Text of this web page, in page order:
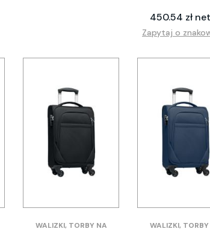
450.54 zł
Zapytaj o
WALIZKI, TORBY NA
WALIZKI,